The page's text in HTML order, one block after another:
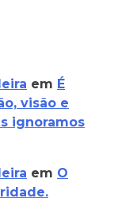
em É
visão e
ignoramos
em O